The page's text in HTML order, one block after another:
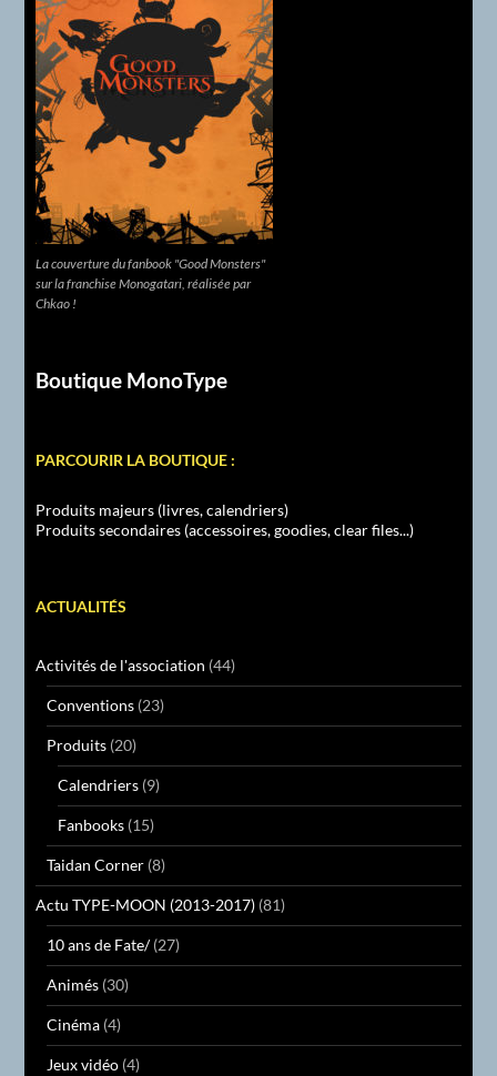
La couverture du fanbook "Good Monsters"
sur la franchise Monogatari, réalisée par
Chkao !
Boutique MonoType
PARCOURIR LA BOUTIQUE :
Produits majeurs (livres, calendriers)
Produits secondaires (accessoires, goodies, clear files...)
ACTUALITÉS
Activités de l'association (44)
Conventions (23)
Produits (20)
Calendriers (9)
Fanbooks (15)
Taidan Corner (8)
Actu TYPE-MOON (2013-2017) (81)
10 ans de Fate/(27)
Animés (30)
Cinéma (4)
Jeux vidéo (4)